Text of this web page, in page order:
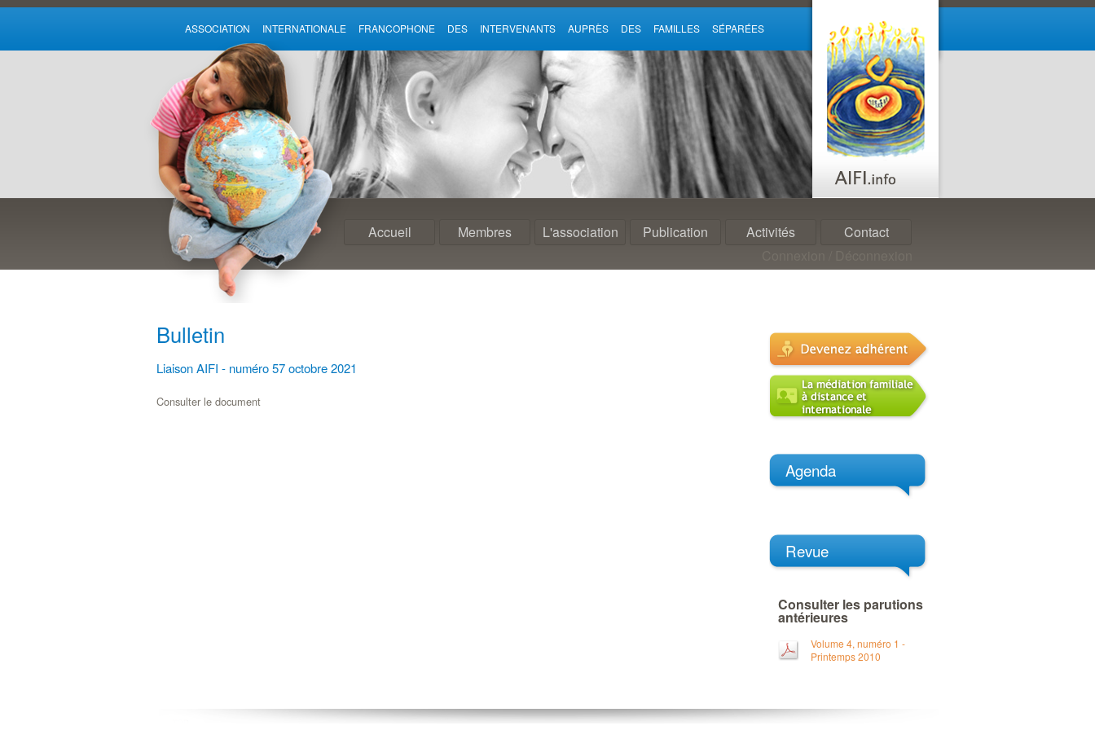
ASSOCIATION INTERNATIONALE FRANCOPHONE DES INTERVENANTS AUPRÈS DES FAMILLES SÉPARÉES
Accueil Membres L'association Publication Activités
Contact
Bulletin
Liaison AIFI - numéro 57 octobre 2021
Consulter le document
Agenda
Revue
Consulter les parutions
antérieures
Volume 4, numéro 1 -
Printemps 2010